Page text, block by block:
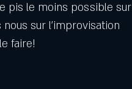
pis le moins possible sur
sur l'improvisation
faire!